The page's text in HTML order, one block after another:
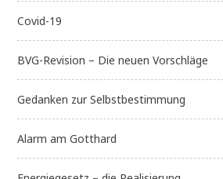
Covid-19
BVG-Revision – Die neuen Vorschläge
Gedanken zur Selbstbestimmung
Alarm am Gotthard